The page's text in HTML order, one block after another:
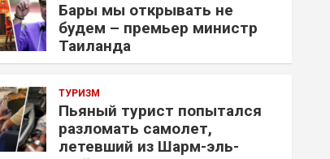
Бары мы открывать не
будем – премьер министр
Таиланда
ТУРИЗМ
Пьяный турист попытался
разломать самолет,
летевший из Шарм-эль-